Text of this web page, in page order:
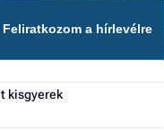
Feliratkozom a hírlevélre
kisgyerek